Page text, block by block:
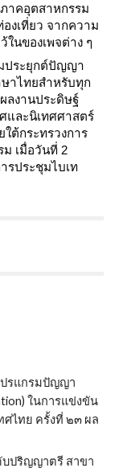
าคอุตสาหกรรม
งเที่ยว จากความ
ในของเพจต่าง ๆ
มประยุกต์ปัญญา
ษาไทยสำหรับทุก
ลงานประดิษฐ์
และนิเทศศาสตร์
ต้กระทรวงการ
เมื่อวันที่ 2
รประชุมไบเท
ปรแกรมปัญญา
ในการแข่งขัน
ไทย ครั้งที่ ๒๓ ผล
บปริญญาตรี สาขา